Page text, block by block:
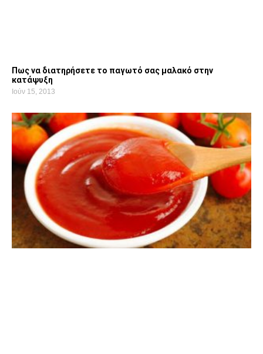
Πως να διατηρήσετε το παγωτό σας μαλακό στην
κατάψυξη
Ιούν 15, 2013